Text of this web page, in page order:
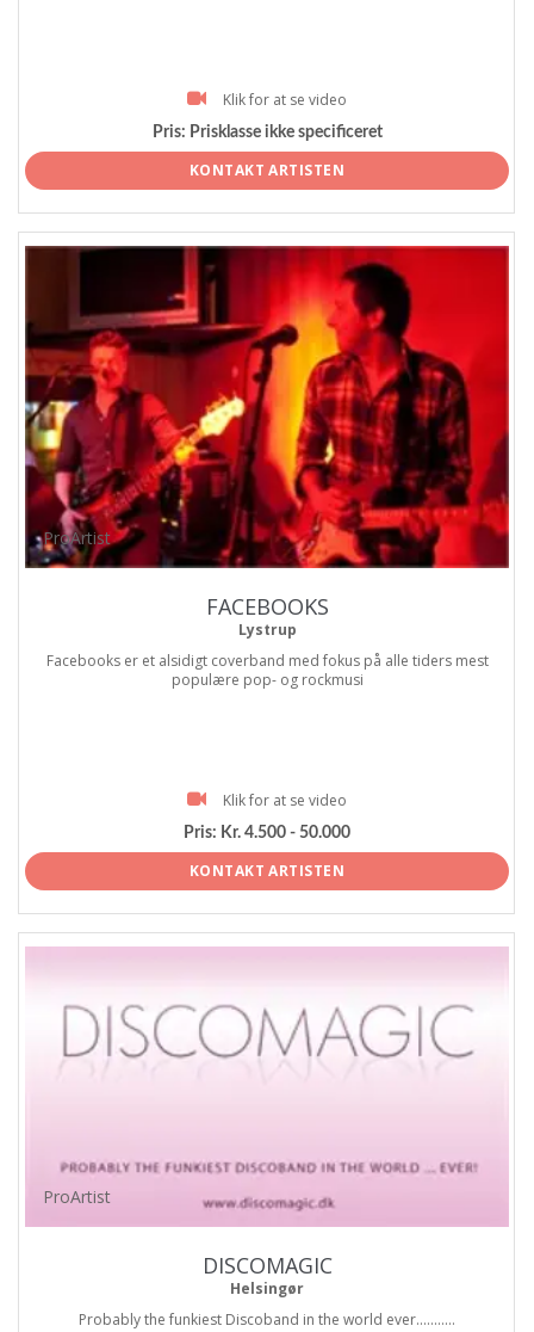
Klik for at se video
Pris: Prisklasse ikke specificeret
KONTAKT ARTISTEN
ProArtist
FACEBOOKS
Lystrup
Facebooks er et alsidigt coverband med fokus på alle tiders mest
populære pop- og rockmusi
Klik for at se video
Pris: Kr. 4.500 - 50.000
KONTAKT ARTISTEN
ProArtist
DISCOMAGIC
Helsingør
Probably the funkiest Discoband in the world ever...........